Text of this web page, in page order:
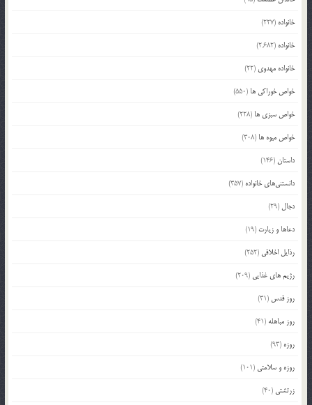
خانواده (227)
خانواده (2,682)
خانواده مهدوی (22)
خواص خوراکی ها (550)
خواص سبزی ها (228)
خواص میوه ها (308)
داستان(146)
دانستنی‌های خانواده (357)
دجال (29)
دعاها و زیارت (19)
رذایل اخلاقی (252)
رژیم های غذایی (209)
روز قدس (31)
روز مباهله (41)
روزه (93)
روزه و سلامتی (101)
زرتشتی (40)